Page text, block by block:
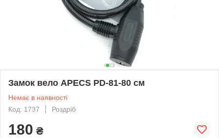
Замок вело APECS PD-81-80 см
Немає в наявності
Код: 1737
Роздріб
180 ₴